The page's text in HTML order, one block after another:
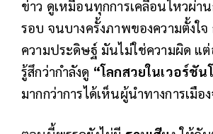
ข่าว ดูเหมือนทุกการเคลื่อนไหวผ่า
รอบ จนบางครั้งภาพของความตั้งใจ
ความประดิษฐ์ มันไม่ใช่ความผิด แ
รู้สึกว่ากำลังดู “โลกสวยในเวอร์ชั
มากกว่าการได้เห็นผู้นำทางการเมือ